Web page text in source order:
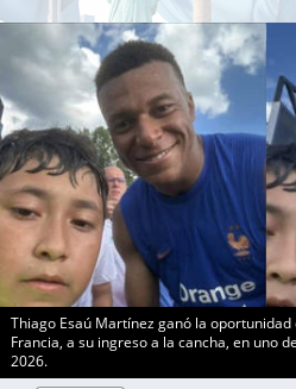
Thiago Esaú Martínez ganó la
Francia, a su ingreso a la cancha, en uno
2026.